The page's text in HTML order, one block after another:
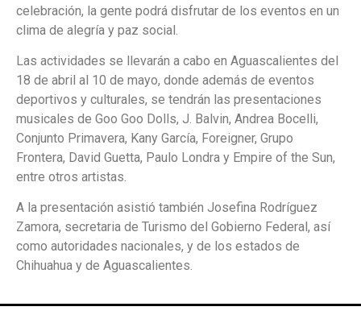
celebración, la gente podrá disfrutar de los eventos en un
clima de alegría y paz social.
Las actividades se llevarán a cabo en Aguascalientes del
18 de abril al 10 de mayo, donde además de eventos
deportivos y culturales, se tendrán las presentaciones
musicales de Goo Goo Dolls, J. Balvin, Andrea Bocelli,
Conjunto Primavera, Kany García, Foreigner, Grupo
Frontera, David Guetta, Paulo Londra y Empire of the Sun,
entre otros artistas.
A la presentación asistió también Josefina Rodríguez
Zamora, secretaria de Turismo del Gobierno Federal, así
como autoridades nacionales, y de los estados de
Chihuahua y de Aguascalientes.